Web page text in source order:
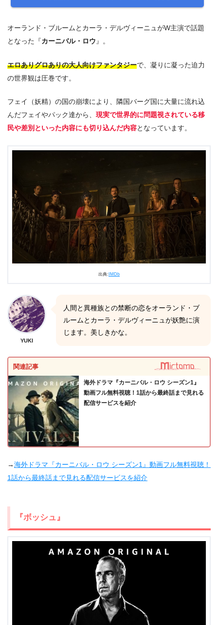
オーランド・ブルームとカーラ・デルヴィーニュがW主演で話題
となった『カーニバル・ロウ 』。
エロありグロありの大人向けファンタジーで、凝りに凝った迫力
の世界観は圧巻です。
フェイ（妖精）の国の崩壊により、隣国バーグ国に大量に流れ込
んだフェイやパック達から、 現実で世界的に問題視されている移
民や差別といった内容にも切り込んだ内容となっています。
出典: IMDb
YUKI
人間と異種族との禁断の恋をオーランド・ブ
ルームとカーラ・デルヴィーニュが妖艶に演
じます。美しきかな。
関連記事
海外ドラマ『カーニバル・ロウ シーズン1』
動画フル無料視聴！1話から最終話まで見れる
配信サービスを紹介
→海外ドラマ『カーニバル・ロウ シーズン1』動画フル無料視聴！
1話から最終話まで見れる配信サービスを紹介
『ボッシュ』